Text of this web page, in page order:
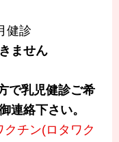
健診
ません
で乳児健診ご希
連絡下さい。
チン(ロタワク